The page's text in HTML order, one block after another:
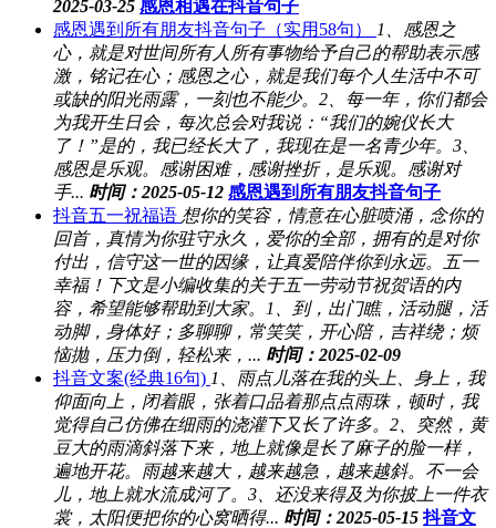
2025-03-25 感恩相遇在抖音句子
感恩遇到所有朋友抖音句子（实用58句）
1、感恩之
心，就是对世间所有人所有事物给予自己的帮助表示感
激，铭记在心；感恩之心，就是我们每个人生活中不可
或缺的阳光雨露，一刻也不能少。2、每一年，你们都会
为我开生日会，每次总会对我说：“我们的婉仪长大
了！”是的，我已经长大了，我现在是一名青少年。3、
感恩是乐观。感谢困难，感谢挫折，是乐观。感谢对
手... 时间：2025-05-12 感恩遇到所有朋友抖音句子
抖音五一祝福语 想你的笑容，情意在心脏喷涌，念你的
回首，真情为你驻守永久，爱你的全部，拥有的是对你
付出，信守这一世的因缘，让真爱陪伴你到永远。五一
幸福！下文是小编收集的关于五一劳动节祝贺语的内
容，希望能够帮助到大家。1、到，出门瞧，活动腿，活
动脚，身体好；多聊聊，常笑笑，开心陪，吉祥绕；烦
恼抛，压力倒，轻松来，... 时间：2025-02-09
抖音文案(经典16句) 1、雨点儿落在我的头上、身上，我
仰面向上，闭着眼，张着口品着那点点雨珠，顿时，我
觉得自己仿佛在细雨的浇灌下又长了许多。2、突然，黄
豆大的雨滴斜落下来，地上就像是长了麻子的脸一样，
遍地开花。雨越来越大，越来越急，越来越斜。不一会
儿，地上就水流成河了。3、还没来得及为你披上一件衣
裳，太阳便把你的心窝晒得... 时间：2025-05-15 抖音文